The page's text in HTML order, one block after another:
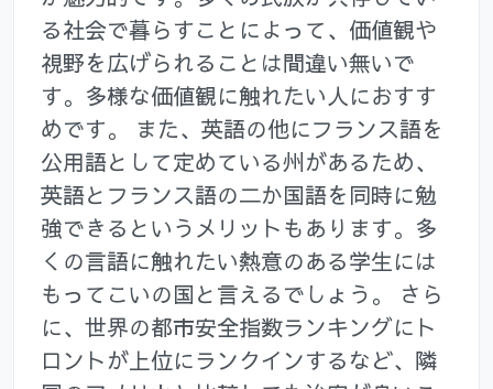
る社会で暮らすことによって、価値観や
視野を広げられることは間違い無いで
す。多様な価値観に触れたい人におすす
めです。 また、英語の他にフランス語を
公用語として定めている州があるため、
英語とフランス語の二か国語を同時に勉
強できるというメリットもあります。多
くの言語に触れたい熱意のある学生には
もってこいの国と言えるでしょう。 さら
に、世界の都市安全指数ランキングにト
ロントが上位にランクインするなど、隣